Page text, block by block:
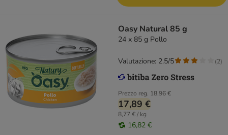
Oasy Natural 85 g
24 x 85 g Pollo
Prezzo reg. 18,96 €
17,89 €
8,77 € / kg
16,82 €
Valutazione: 2.5/5 (2)